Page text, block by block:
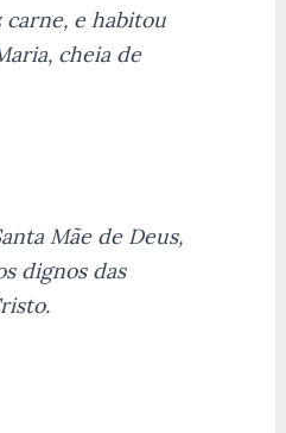
carne, e habitou
cheia de
Mãe de Deus,
dignos das